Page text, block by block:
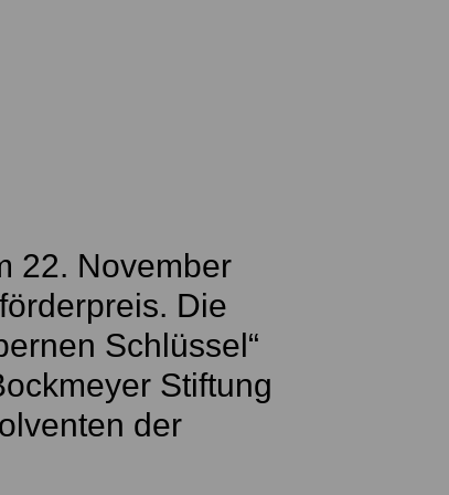
22. November
Die
Schlüssel“
Stiftung
der